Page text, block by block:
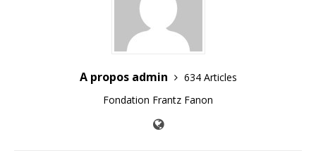
A propos admin
634 Articles
Fondation Frantz Fanon